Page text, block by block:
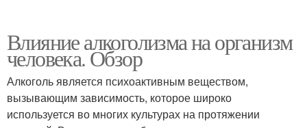
Влияние алкоголизма на организм
человека. Обзор
Алкоголь является психоактивным веществом,
вызывающим зависимость, которое широко
используется во многих культурах на протяжении